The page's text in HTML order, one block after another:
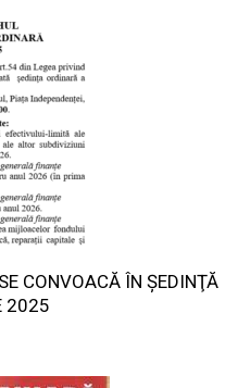
CONVOACĂ ÎN ŞEDINŢĂ
2025